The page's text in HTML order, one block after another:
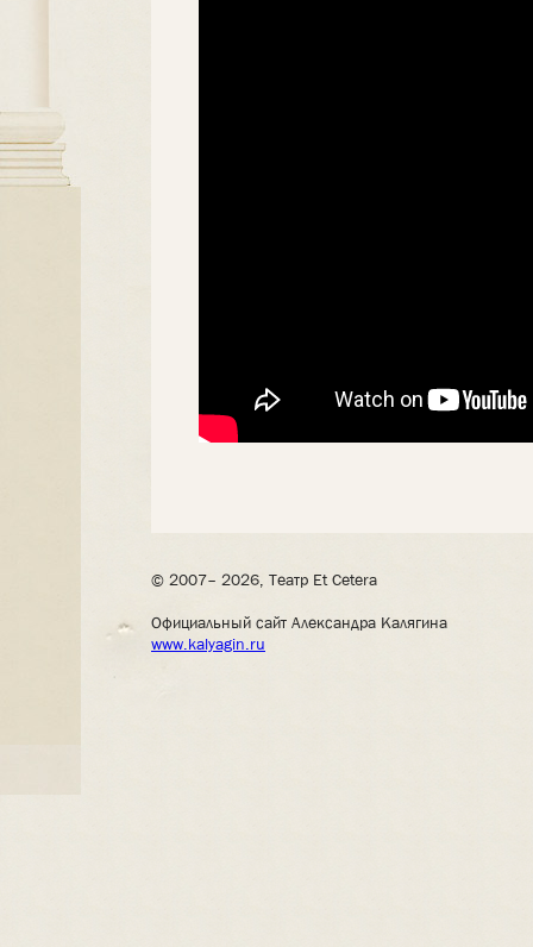
© 2007– 2026, Театр Et Cetera
Официальный сайт Александра Калягина
www.kalyagin.ru